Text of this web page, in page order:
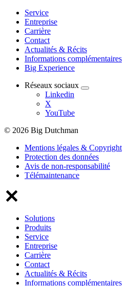
Service
Entreprise
Carrière
Contact
Actualités & Récits
Informations complémentaires
Big Experience
Réseaux sociaux
Linkedin
X
YouTube
© 2026 Big Dutchman
Mentions légales & Copyright
Protection des données
Avis de non-responsabilité
Télémaintenance
Solutions
Produits
Service
Entreprise
Carrière
Contact
Actualités & Récits
Informations complémentaires